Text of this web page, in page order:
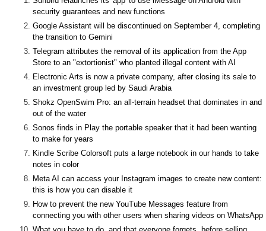
security guarantees and new functions
Google Assistant will be discontinued on September 4, completing
the transition to Gemini
Telegram attributes the removal of its application from the App
Store to an "extortionist" who planted illegal content with AI
Electronic Arts is now a private company, after closing its sale to
an investment group led by Saudi Arabia
Shokz OpenSwim Pro: an all-terrain headset that dominates in and
out of the water
Sonos finds in Play the portable speaker that it had been wanting
to make for years
Kindle Scribe Colorsoft puts a large notebook in our hands to take
notes in color
Meta AI can access your Instagram images to create new content:
this is how you can disable it
How to prevent the new YouTube Messages feature from
connecting you with other users when sharing videos on WhatsApp